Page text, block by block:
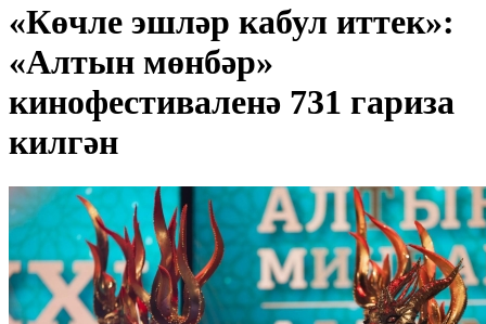
«Көчле эшләр кабул иттек»:
«Алтын мөнбәр»
кинофестиваленә 731 гариза
килгән